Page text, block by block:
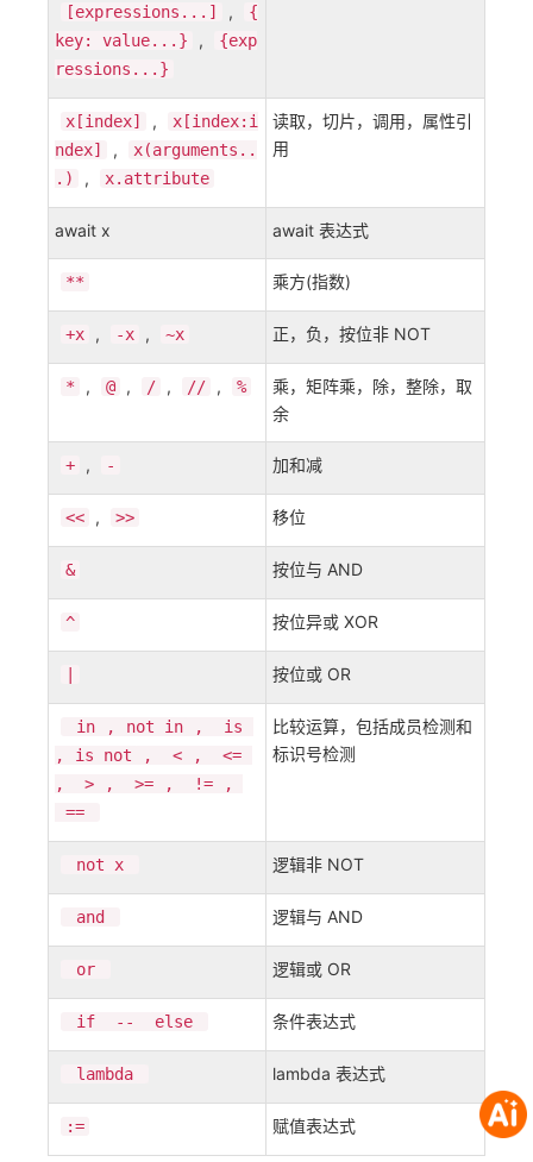
[expressions...] ,
{
key: value...}
,
{exp
ressions...}
x[index] ,
x[index:i
ndex]
,
x(arguments..
.)
, x.attribute
读取，切片，调用，属性引
用
await x await 表达式
** 乘方(指数)
+x , -x , ~x 正，负，按位非 NOT
* , @ , / , // , %
乘，矩阵乘，除，整除，取
余
+ , - 加和减
<< , >> 移位
& 按位与 AND
^ 按位异或 XOR
按位或 OR
in , not in ,
is
,
is not , < ,
<=
,
> , >= , !=
,
==
比较运算，包括成员检测和
标识号检测
not x 逻辑非 NOT
and 逻辑与 AND
or 逻辑或 OR
if -- else 条件表达式
lambda lambda 表达式
:= 赋值表达式